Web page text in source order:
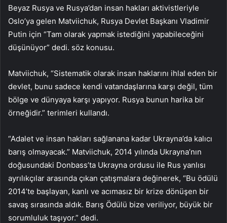
Beyaz Rusya ve Rusya’dan insan hakları aktivistleriyle
Oslo’ya gelen Matviichuk, Rusya Devlet Başkanı Vladimir
Putin için “Tam olarak yapmak istediğini yapabileceğini
düşünüyor” dedi. söz konusu.
Matviichuk, “Sistematik olarak insan haklarını ihlal eden bir
devlet, bunu sadece kendi vatandaşlarına karşı değil, tüm
bölge ve dünyaya karşı yapıyor. Rusya bunun harika bir
örneğidir.” terimleri kullandı.
“Adalet ve insan hakları sağlanana kadar Ukrayna’da kalıcı
barış olmayacak.” Matviichuk, 2014 yılında Ukrayna’nın
doğusundaki Donbass’ta Ukrayna ordusu ile Rus yanlısı
ayrılıkçılar arasında çıkan çatışmalara değinerek, “Bu ödülü
2014’te başlayan, kanlı ve acımasız bir krize dönüşen bir
savaş sırasında aldık. Barış Ödülü bize veriliyor, büyük bir
sorumluluk taşıyor.” dedi.